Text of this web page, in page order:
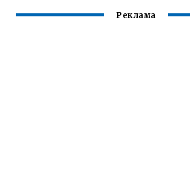
Реклама